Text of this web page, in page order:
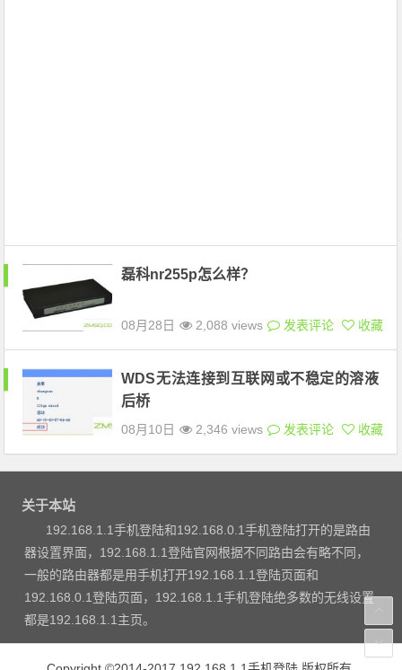
磊科nr255p怎么样？
08月28日 2,088 views 发表评论 收藏
WDS无法连接到互联网或不稳定的溶液
后桥
08月10日 2,346 views 发表评论 收藏
关于本站
192.168.1.1手机登陆和192.168.0.1手机登陆打开的是路由
器设置界面，192.168.1.1登陆官网根据不同路由会有略不同，
一般的路由器都是用手机打开192.168.1.1登陆页面和
192.168.0.1登陆页面，192.168.1.1手机登陆绝多数的无线设置
都是192.168.1.1主页。